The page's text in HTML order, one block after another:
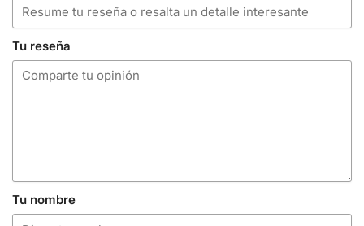
Tu reseña
Tu nombre